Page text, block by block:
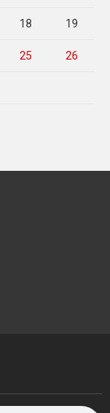
18 19
25 26